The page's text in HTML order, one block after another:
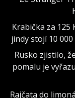
Krabička za 125
jindy stojí 10
Rusko zjistilo,
pomalu je
Rajčata do